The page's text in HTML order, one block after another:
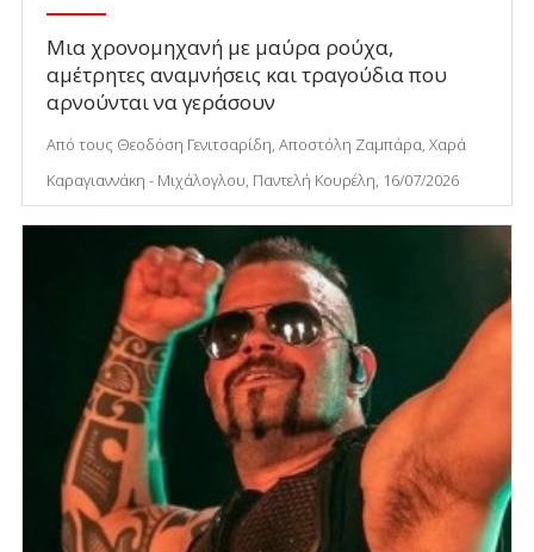
Μια χρονομηχανή με μαύρα ρούχα,
αμέτρητες αναμνήσεις και τραγούδια που
αρνούνται να γεράσουν
Από τους Θεοδόση Γενιτσαρίδη, Αποστόλη Ζαμπάρα, Χαρά
Καραγιαννάκη - Μιχάλογλου, Παντελή Κουρέλη, 16/07/2026